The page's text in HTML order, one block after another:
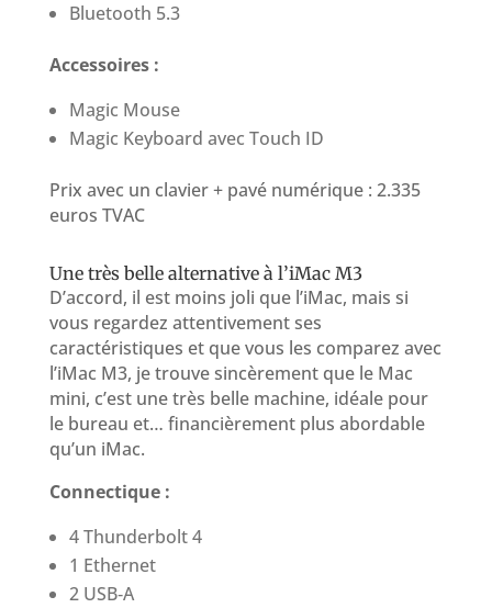
Bluetooth 5.3
Accessoires :
Magic Mouse
Magic Keyboard avec Touch ID
Prix avec un clavier + pavé numérique : 2.335
euros TVAC
Une très belle alternative à l’iMac M3
D’accord, il est moins joli que l’iMac, mais si
vous regardez attentivement ses
caractéristiques et que vous les comparez avec
l’iMac M3, je trouve sincèrement que le Mac
mini, c’est une très belle machine, idéale pour
le bureau et… financièrement plus abordable
qu’un iMac.
Connectique :
4 Thunderbolt 4
1 Ethernet
2 USB‑A